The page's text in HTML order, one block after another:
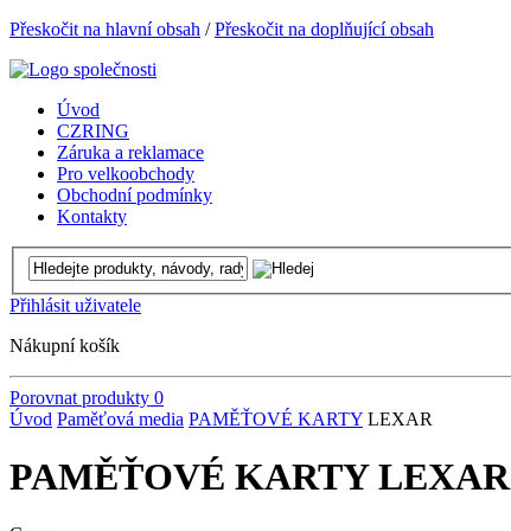
Přeskočit na hlavní obsah /Přeskočit na doplňující obsah
Úvod
CZRING
Záruka a reklamace
Pro velkoobchody
Obchodní podmínky
Kontakty
Přihlásit uživatele
Nákupní košík
Porovnat produkty 0
Úvod Paměťová media PAMĚŤOVÉ KARTY LEXAR
PAMĚŤOVÉ KARTY LEXAR